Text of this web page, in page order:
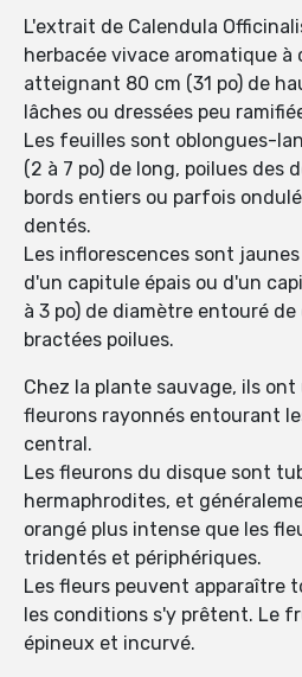
L'extrait de Calendula
herbacée vivace aromatique à
atteignant 80 cm (31 po) de
lâches ou dressées peu
Les feuilles sont oblongues-
(2 à 7 po) de long, poilues des
bords entiers ou parfois
dentés.
Les inflorescences sont
d'un capitule épais ou d'un
à 3 po) de diamètre entouré
bractées poilues.
Chez la plante sauvage, ils
fleurons rayonnés entourant
central.
Les fleurons du disque sont
hermaphrodites, et
orangé plus intense que les
tridentés et périphériques.
Les fleurs peuvent apparaître
les conditions s'y prêtent. Le
épineux et incurvé.